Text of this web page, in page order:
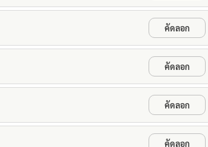
คัดลอก
คัดลอก
คัดลอก
คัดลอก